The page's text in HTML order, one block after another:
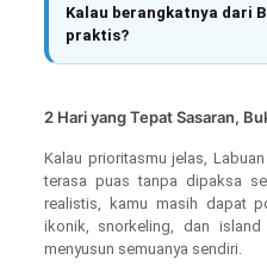
Kalau berangkatnya dari
praktis?
2 Hari yang Tepat Sasaran,
Kalau prioritasmu jelas,
terasa puas tanpa dipaksa
realistis, kamu masih dapat
ikonik, snorkeling, dan
menyusun semuanya sendiri.